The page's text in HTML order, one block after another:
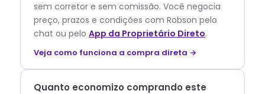
sem corretor e sem comissão. Você negocia
preço, prazos e condições com Robson pelo
chat ou pelo App da Proprietário Direto.
Veja como funciona a compra direta →
Quanto economizo comprando este